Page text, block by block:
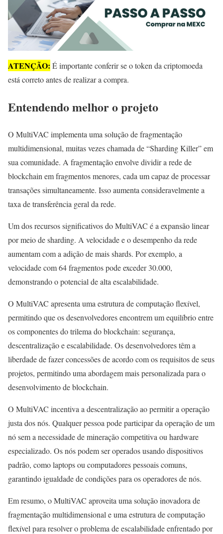
ATENÇÃO: É importante conferir se o token da criptomoeda
está correto antes de realizar a compra.
Entendendo melhor o projeto
O MultiVAC implementa uma solução de fragmentação
multidimensional, muitas vezes chamada de “Sharding Killer” em
sua comunidade. A fragmentação envolve dividir a rede de
blockchain em fragmentos menores, cada um capaz de processar
transações simultaneamente. Isso aumenta consideravelmente a
taxa de transferência geral da rede.
Um dos recursos significativos do MultiVAC é a expansão linear
por meio de sharding. A velocidade e o desempenho da rede
aumentam com a adição de mais shards. Por exemplo, a
velocidade com 64 fragmentos pode exceder 30.000,
demonstrando o potencial de alta escalabilidade.
O MultiVAC apresenta uma estrutura de computação flexível,
permitindo que os desenvolvedores encontrem um equilíbrio entre
os componentes do trilema do blockchain: segurança,
descentralização e escalabilidade. Os desenvolvedores têm a
liberdade de fazer concessões de acordo com os requisitos de seus
projetos, permitindo uma abordagem mais personalizada para o
desenvolvimento de blockchain.
O MultiVAC incentiva a descentralização ao permitir a operação
justa dos nós. Qualquer pessoa pode participar da operação de um
nó sem a necessidade de mineração competitiva ou hardware
especializado. Os nós podem ser operados usando dispositivos
padrão, como laptops ou computadores pessoais comuns,
garantindo igualdade de condições para os operadores de nós.
Em resumo, o MultiVAC aproveita uma solução inovadora de
fragmentação multidimensional e uma estrutura de computação
flexível para resolver o problema de escalabilidade enfrentado por